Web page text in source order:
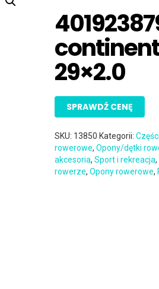
29×2.0
SPRAWDŹ CENĘ
SKU: 13850 Kategorii:
rowerowe,Opony/dętki
akcesoria,Sport i rekreacja,
rowerze,Opony rowerowe,